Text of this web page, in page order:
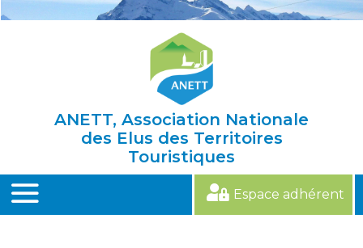
ANETT, Association Nationale
des Elus des Territoires
Touristiques
MENU
Espace adhérent